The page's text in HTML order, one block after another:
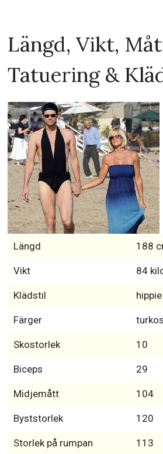
Längd, Vikt,
Tatuering &
Längd 188
Vikt 84
Klädstil hippie
Färger turkos
Skostorlek 10
Biceps 29
Midjemått 104
Byststorlek 120
Storlek på rumpan 113